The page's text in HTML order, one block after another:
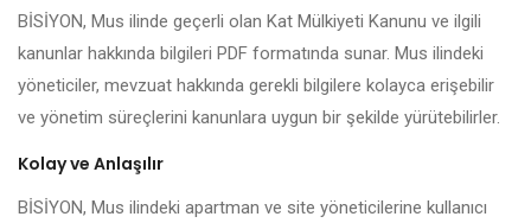
BİSİYON, Mus ilinde geçerli olan Kat Mülkiyeti Kanunu ve ilgili
kanunlar hakkında bilgileri PDF formatında sunar. Mus ilindeki
yöneticiler, mevzuat hakkında gerekli bilgilere kolayca erişebilir
ve yönetim süreçlerini kanunlara uygun bir şekilde yürütebilirler.
Kolay ve Anlaşılır
BİSİYON, Mus ilindeki apartman ve site yöneticilerine kullanıcı